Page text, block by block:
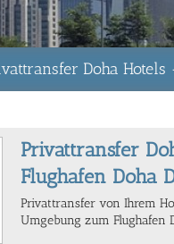
Doha Hotels
Privattransfer
Flughafen Doha
Privattransfer von Ihrem
Umgebung zum Flughafen